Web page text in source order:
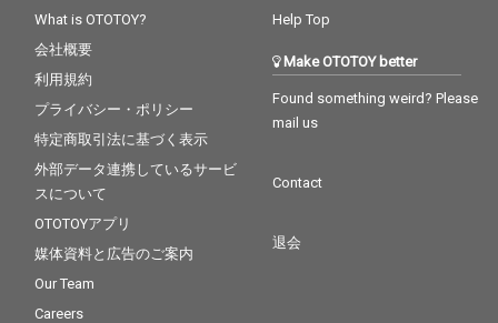
What is OTOTOY?
会社概要
利用規約
プライバシー・ポリシー
特定商取引法に基づく表示
外部データ連携しているサービ
スについて
OTOTOYアプリ
媒体資料と広告のご案内
Our Team
Careers
Help Top
Make OTOTOY better
Found something weird? Please
mail us
Contact
退会